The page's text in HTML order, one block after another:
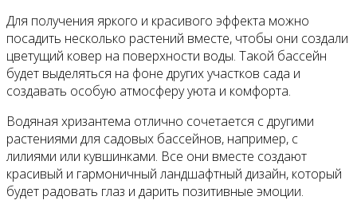
Для получения яркого и красивого эффекта можно
посадить несколько растений вместе, чтобы они создали
цветущий ковер на поверхности воды. Такой бассейн
будет выделяться на фоне других участков сада и
создавать особую атмосферу уюта и комфорта.
Водяная хризантема отлично сочетается с другими
растениями для садовых бассейнов, например, с
лилиями или кувшинками. Все они вместе создают
красивый и гармоничный ландшафтный дизайн, который
будет радовать глаз и дарить позитивные эмоции.